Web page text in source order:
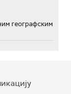
географским